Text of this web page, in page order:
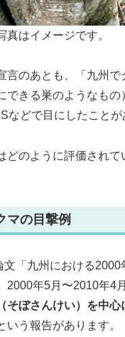
真はイメージです。
言のあとも、「九州で
できる巣のようなもの
などで目にしたことが
どのように評価されて
マの目撃例
「九州における2000
2000年5月〜2010年4
そぼさんけい）を中心
いう報告があります。